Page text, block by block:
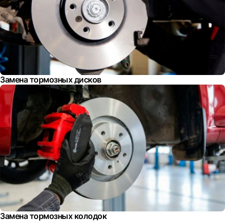
Замена тормозных дисков
Замена тормозных колодок